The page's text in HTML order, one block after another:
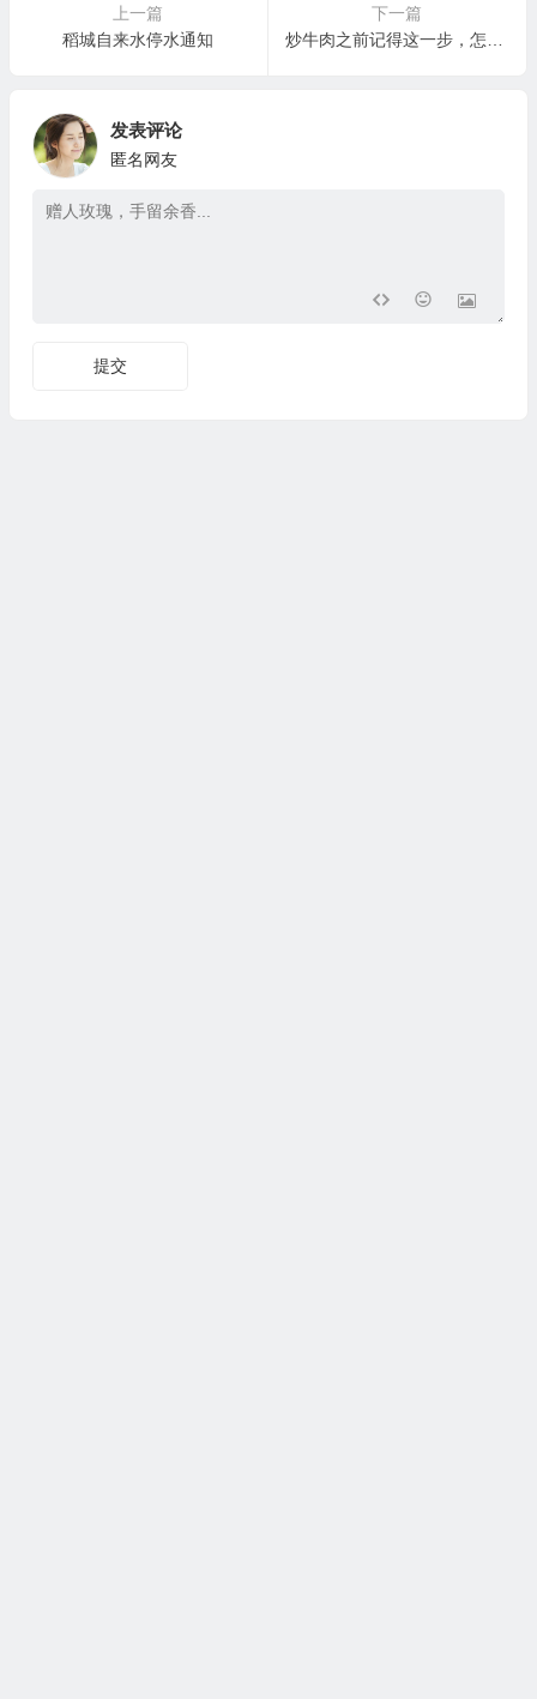
上一篇
稻城自来水停水通知
下一篇
发表评论
匿名网友
提交